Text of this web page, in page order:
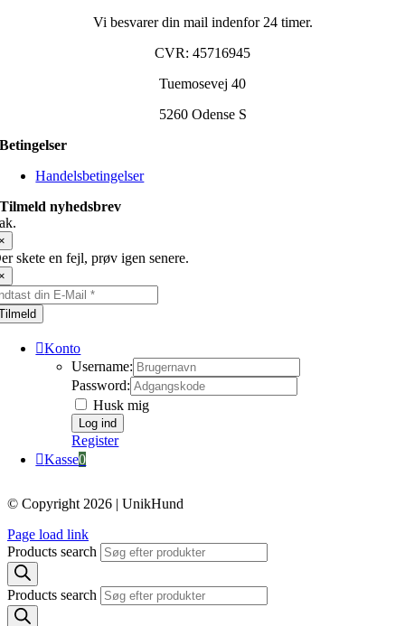
Vi besvarer din mail indenfor 24 timer.
CVR: 45716945
Tuemosevej 40
5260 Odense S
Betingelser
Handelsbetingelser
Tilmeld nyhedsbrev
skete en fejl, prøv igen senere.
Konto
Username:
Password:
Husk mig
Register
Kasse0
© Copyright 2026 | UnikHund
Page load link
Products search
Products search